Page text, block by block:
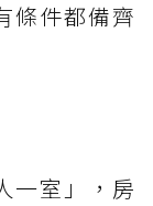
條件都備齊
一室」，房